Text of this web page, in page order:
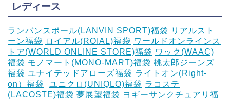
レディース
ランバンスポール(LANVIN SPORT)福袋 リアルスト
ーン福袋 ロイアル(ROIAL)福袋 ワールドオンラインス
トア(WORLD ONLINE STORE)福袋 ワック(WAAC)
福袋 モノマート(MONO-MART)福袋 桃太郎ジーンズ
福袋 ユナイテッドアローズ福袋 ライトオン(Right-
on）福袋
ユニクロ(UNIQLO)福袋 ラコステ
(LACOSTE)福袋 夢展望福袋 ヨギーサンクチュアリ福